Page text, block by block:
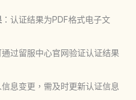
：认证结果为PDF格式电子文
过留服中心官网验证认证结果
信息变更，需及时更新认证信息